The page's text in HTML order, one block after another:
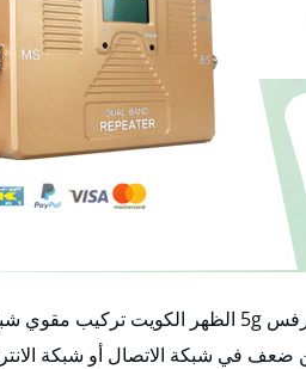
في شبكة الاتصال أو شبكة